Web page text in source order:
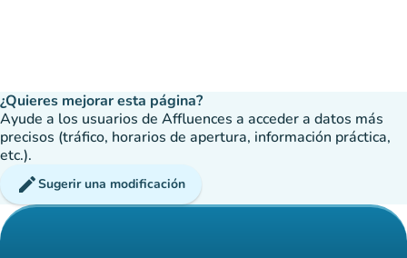
¿Quieres mejorar esta página?
Ayude a los usuarios de Affluences a acceder a datos más
precisos (tráfico, horarios de apertura, información práctica,
etc.).
editSugerir una modificación